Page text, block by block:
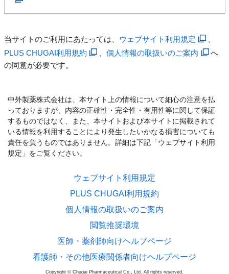
当サイトのご利用にあたっては、 ウェブサイト利用規定
PLUS CHUGAI利用規約
、個人情報の取扱いのご案内
へ
の同意が必要です。
中外製薬株式会社は、本サイト上の情報について細心の注意を払
っておりますが、内容の正確性・完全性・有用性等に関して保証
するものではなく、また、本サイトおよび本サイトに掲載されて
いる情報を利用することにより発生したいかなる損害についても
責任を負うものではありません。詳細は下記「ウェブサイト利用
規定」をご覧ください。
ウェブサイト利用規定
PLUS CHUGAI利用規約
個人情報の取扱いのご案内
閲覧推奨環境
医師・薬剤師向けヘルプページ
看護師・その他医療関係者向けヘルプページ
Copyright © Chugai Pharmaceutical Co., Ltd. All rights reserved.